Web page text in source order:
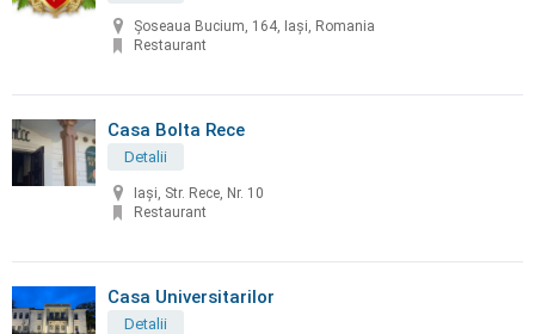
Șoseaua Bucium, 164, Iași, Romania
Restaurant
Casa Bolta Rece
Detalii
Iași, Str. Rece, Nr. 10
Restaurant
Casa Universitarilor
Detalii